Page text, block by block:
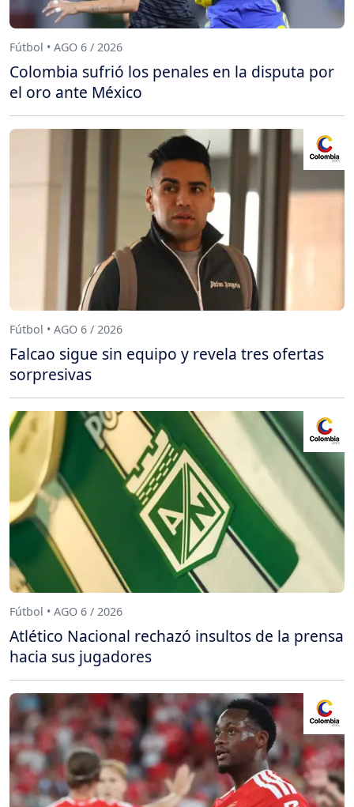
Fútbol • AGO 6 / 2026
Colombia sufrió los penales en la disputa por
el oro ante México
Fútbol • AGO 6 / 2026
Falcao sigue sin equipo y revela tres ofertas
sorpresivas
Fútbol • AGO 6 / 2026
Atlético Nacional rechazó insultos de la prensa
hacia sus jugadores